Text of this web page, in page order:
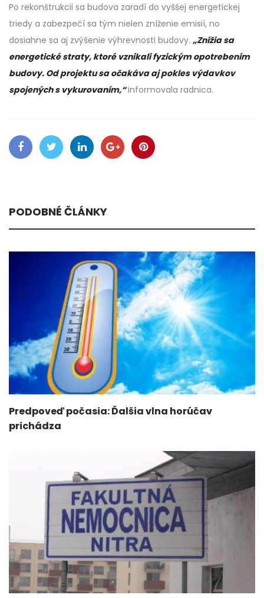
Po rekonštrukcii sa budova zaradí do vyššej energetickej
triedy a zabezpečí sa tým nielen zníženie emisií, no
dosiahne sa aj zvýšenie výhrevnosti budovy. „Znížia sa
energetické straty, ktoré vznikali fyzickým opotrebením
budovy. Od projektu sa očakáva aj pokles výdavkov
spojených s vykurovaním,“informovala radnica.
PODOBNÉ ČLÁNKY
Predpoveď počasia: Ďalšia vlna horúčav
prichádza